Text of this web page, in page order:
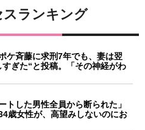
スランキング
ケ斉藤に求刑7年でも、妻は翌
すぎた“と投稿。「その神経がわ
トした男性全員から断られた」
歳女性が、高望みしないのにお